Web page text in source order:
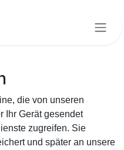
die von unseren
Ihr Gerät gesendet
zugreifen. Sie
und später an unsere